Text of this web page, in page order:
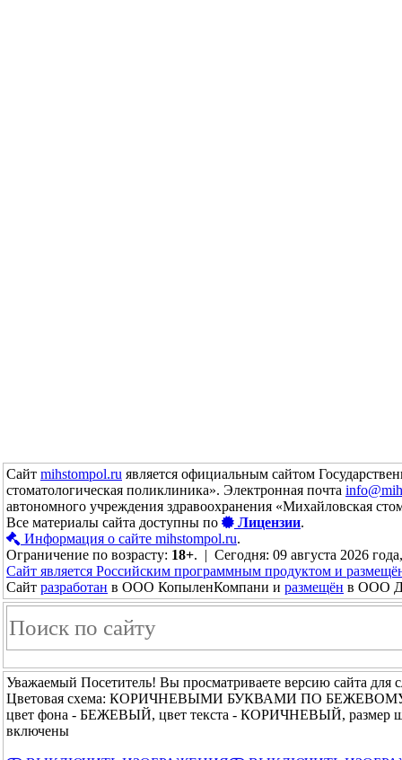
Сайт mihstompol.ru является официальным сайтом
стоматологическая поликлиника». Электронная почта
автономного учреждения здравоохранения «Михайловская
Все материалы сайта доступны по
Лицензии.
Информация о сайте mihstompol.ru.
Ограничение по возрасту: 18+. | Сегодня: 09 августа 2026
Сайт является Российским программным продуктом и
Сайт разработан в ООО КопыленКомпани и размещён в ООО
Уважаемый Посетитель! Вы просматриваете версию сайта для
Цветовая схема: КОРИЧНЕВЫМИ БУКВАМИ ПО
цвет фона - БЕЖЕВЫЙ, цвет текста - КОРИЧНЕВЫЙ, размер
включены